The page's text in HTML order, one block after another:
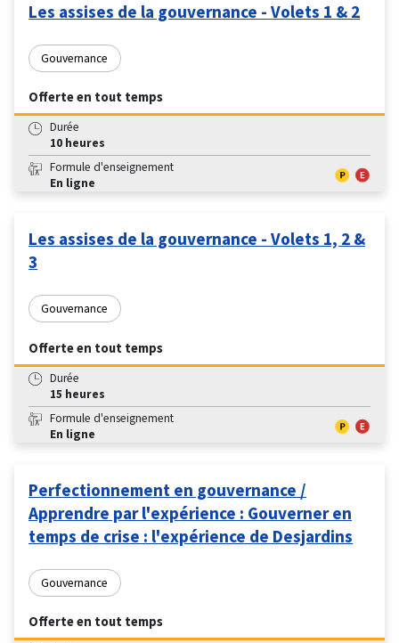
Les assises de la gouvernance - Volets 1 & 2
Gouvernance
Offerte en tout temps
Durée
10 heures
Formule d'enseignement
En ligne
Les assises de la gouvernance - Volets 1, 2 &
3
Gouvernance
Offerte en tout temps
Durée
15 heures
Formule d'enseignement
En ligne
Perfectionnement en gouvernance /
Apprendre par l'expérience : Gouverner en
temps de crise : l'expérience de Desjardins
Gouvernance
Offerte en tout temps